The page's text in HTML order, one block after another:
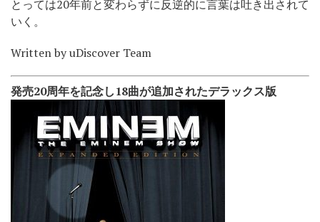
とっては20年前と変わらずに反逆的に言葉は吐き出されて
いく。
Written by uDiscover Team
発売20周年を記念し18曲が追加されたデラックス版